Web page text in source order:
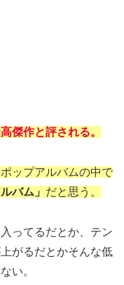
傑作と評される。
ップアルバムの中で
バム」 だと思う。
ってるだとか、テン
がるだとかそんな低
い。